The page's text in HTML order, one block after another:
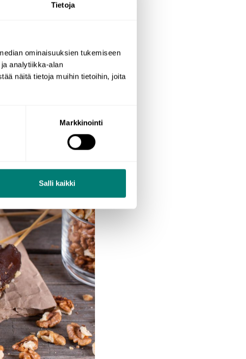
Tietoja
ominaisuuksien tukemiseen
analytiikka-alan
näitä tietoja muihin tietoihin, joita
Markkinointi
Salli kaikki